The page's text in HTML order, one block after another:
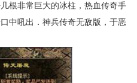
根非常巨大的冰柱，热血传奇手
中吼出．神兵传奇无敌版，于恶